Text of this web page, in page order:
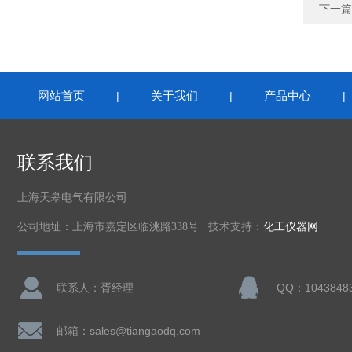
下一
网站首页 | 关于我们 | 产品中心
联系我们
上海天皋电气有限公司
公司地址：上海市嘉定区临洮路338号 技术支持： 化工仪器网
联系人：胥经理
邮箱：sales@tiangaodq.com